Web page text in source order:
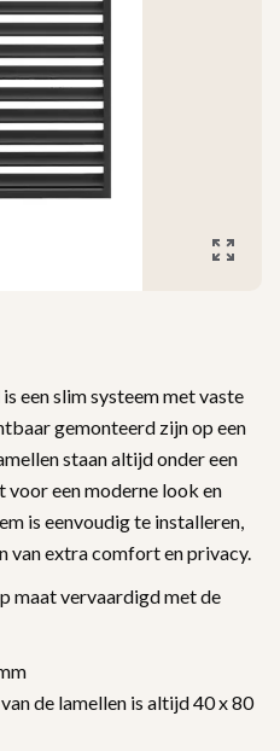
een slim systeem met vaste
gemonteerd zijn op een
staan altijd onder een
voor een moderne look en
is eenvoudig te installeren,
van extra comfort en privacy.
maat vervaardigd met de
de lamellen is altijd 40 x 80